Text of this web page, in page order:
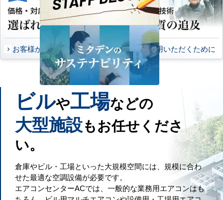
お客様から頂いたご意見 永くご愛用いただくために
ビルや工場などの
大型施設もお任せくださ
い。
倉庫やビル・工場といった大規模空間には、規模に合わ
せた最適な空調設備が必要です。
エアコンセンターACでは、一般的な業務用エアコンはも